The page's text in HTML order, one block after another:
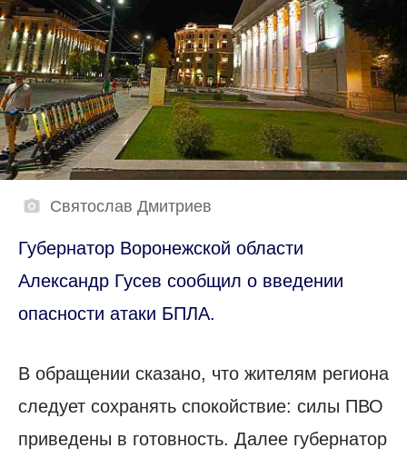
Святослав Дмитриев
Губернатор Воронежской области
Александр Гусев сообщил о введении
опасности атаки БПЛА.
В обращении сказано, что жителям региона
следует сохранять спокойствие: силы ПВО
приведены в готовность. Далее губернатор